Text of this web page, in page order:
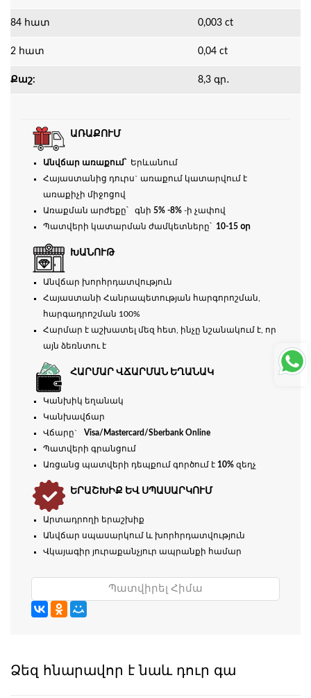
84 հատ 0,003 ct
2 հատ 0,04 ct
Քաշ: 8,3 գր․
ԱՌԱՔՈՒՄ
Անվճար առաքում՝
Երևանում
Հայաստանից դուրս` առաքում կատարվում է
առաքիչի միջոցով
Առաքման արժեքը՝ գնի5% -8% -ի չափով
Պատվերի կատարման ժամկետները՝ 10-15 օր
ԽԱՆՈՒԹ
Անվճար խորհրդատվություն
Հայաստանի Հանրապետության հարգորոշման,
հարգադրոշման 100%
Հարմար է աշխատել մեզ հետ, ինչը նշանակում է, որ
այն ձեռնտու է
ՀԱՐՄԱՐ ՎՃԱՐՄԱՆ ԵՂԱՆԱԿ
Կանխիկ եղանակ
Կանխավճար
Վճարը`Visa/Mastercard/Sberbank Online
Պատվերի գրանցում
Առցանց պատվերի դեպքում գործում է 10% զեղչ
ԵՐԱՇԽԻՔ ԵՎ ՍՊԱՍԱՐԿՈՒՄ
Արտադրողի երաշխիք
Անվճար սպասարկում և խորհրդատվություն
Վկայագիր յուրաքանչյուր ապրանքի համար
Պատվիրել Հիմա
Ձեզ հնարավոր է նաև դուր գա